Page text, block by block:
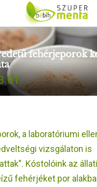
fehérjeporok
a laboratóriumi
vizsgálaton is
Kóstolóink az
fehérjéket por